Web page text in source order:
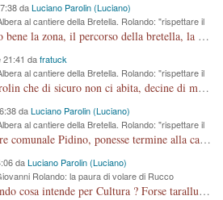
daLuciano Parolin (Luciano)
al cantiere della Bretella. Rolando: "rispettare il
Caro fratuck, conosco molto bene la zona, il percorso della bretella, la situazione dei cittadini, abito in Viale Trento. A partire dal 2003 ho partecipato al Comitato di Maddalene pro bretella, e a riunioni propositive per apportare modifiche al progetto. Numerose mie foto del territorio sono arrivate a Roma, altri miei interventi (non graditi dalla Sx) sono stati pubblicati dal GdV, assieme ad altri come Ciro Asproso, ora favorevole alla bretella. Ho partecipato alla raccolta firme per la chiusura della strada x 5 giorni eseguita dal Sindaco Hullwech per sforamento 180 Micro/g. Pertanto come impegno per la tematica sono apposto con la coscienza. Ora il Progetto è partito, fine! Voglio dire che la nuova Giunta "comunale" non c'entra più. L'opera sarà "malauguratamente" eseguita, ma non con il mio placet. Il Consigliere Comunale dovrebbe capire che la campagna elettorale è finita, con buona pace di tutti. Quello che invece dovrebbe interessare è la proprietà della strada, dall'uscita autostradale Ovest, sino alla Rotatoria dell'Albara, vi sono tre possessori: Autostrade SpA; La Provincia, il Comune. Come la mettiamo per il futuro ? I costi, da 50 sono saliti a 100 milioni di € come dire 20 milioni a KM (!) da non credere. Comunque si farà. Ma nessuno canti Vittoria, anzi meglio non farne un ulteriore fatto "partitico" per questioni elettorali o di seggio. Se mi manda la sua mail, sono disponibile ad inviare i documenti e le foto sopra descritte. Con ossequi, Luciano Parolin
21:41 dafratuck
al cantiere della Bretella. Rolando: "rispettare il
Non sarà utile a lei dott. Parolin che di sicuro non ci abita, decine di migliaia di TIR, automobili e padroncini che passano quotidianamente per una strada appena rotabile, non è più possibile stendere i panni, attraversare la strada senza rischiare la morte, le case stanno crepando, i tempi sono cambiati e la bretella non passerà assolutamente per maddalene (ma cosa sta a dire?!), dia invece responsabilità a chi ha costruito tagliando la strada che doveva invece terminare a isola vicentina e non al moracchino lasciando Motta di Costabissara ancora in panne di traffico. I tempi sono cambiati dottore e se l'anagrafe della vita stagna nell'essere umano impressioni conservatrici, la società non le considera perchè va avanti, si industrializza e ha bisogno di infrastrutture e di sviluppo. Ultima considerazione, se è geloso di Rolando perchè vede in lui solo campagne politiche mentre si difendono i SOLI diritti dei cittadini, la preghiamo faccia considerazioni più appropriate. Saluti e complimenti per i suoi scritti.
daLuciano Parolin (Luciano)
al cantiere della Bretella. Rolando: "rispettare il
Sarebbe ora che il consigliere comunale Pidino, ponesse termine alla campagna elettorale nel territorio del suo seggio Villaggio del Sole. La tiraca è iniziata, distruggerà 6 km di prateria ovest della città, ricca di fonti e sorgenti d'acqua. I cittadini di Maddalene non avranno più Pace la notte. Molta colpa per la costruzione di questa Strada è proprio del signor Rolando,dei suoi gazebo mobili e che vuol far passare questa opera VANDALICA come progetto "utile" a chi ? Non è cosa seria sig. Rolando!
daLuciano Parolin (Luciano)
Rolando: la paura di volare di Rucco
Vorrei sapere dal C.C. Rolando cosa intende per Cultura ? Forse tarallucci, vino e sagre, o spaghetti tricolori del PD ? Il continuo (s)parlare della mostra a Palazzo Chiericati caro consigliere DANNEGGIA FORTEMENTE l'immagine della città TUTTA e fa deviare i consensi che in RUSSIA (badi bene ex U.R.S.S.) sono ECCELLENTI. A livello artistico l'evento è di alta Valenza culturale, COMPITO di Tutta la Cittadinanza fare il possibile per propagandare l'iniziativa senza farne UN CASO PARTITICO come fa Lei da sempre. Meno Gazebo + Partecipazione! E così sia. Amen.